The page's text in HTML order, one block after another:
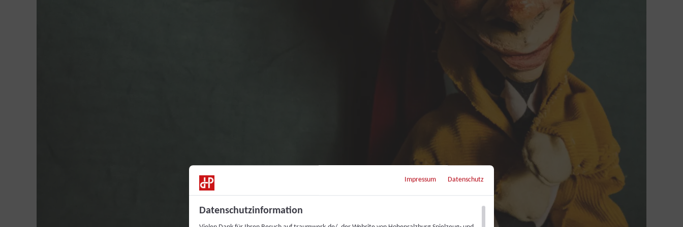
Impressum Datenschutz
Datenschutzinformation
← Zurück zur Übersicht